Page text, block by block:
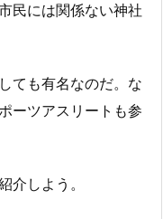
民には関係ない神社
ても有名なのだ。な
ーツアスリートも参
介しよう。